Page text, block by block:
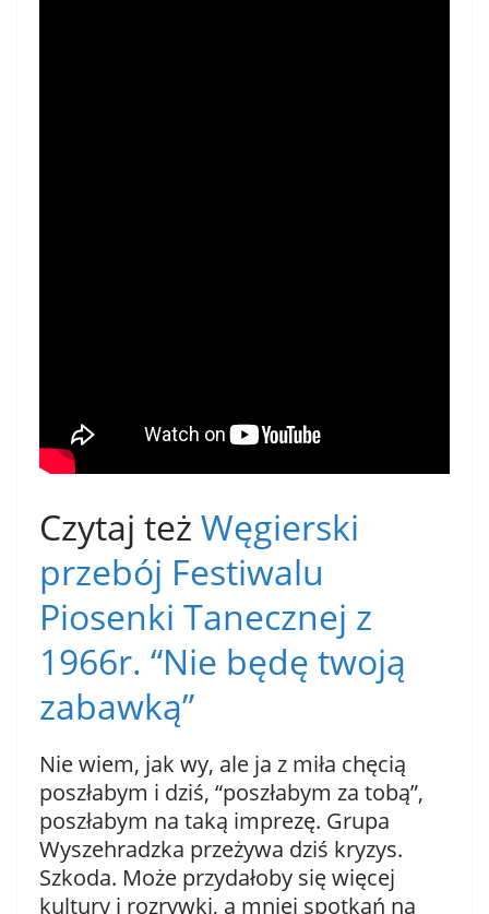
Czytaj też Węgierski
przebój Festiwalu
Piosenki Tanecznej z
1966r. “Nie będę twoją
zabawką”
Nie wiem, jak wy, ale ja z miła chęcią
poszłabym i dziś, “poszłabym za tobą”,
poszłabym na taką imprezę. Grupa
Wyszehradzka przeżywa dziś kryzys.
Szkoda. Może przydałoby się więcej
kultury i rozrywki, a mniej spotkań na